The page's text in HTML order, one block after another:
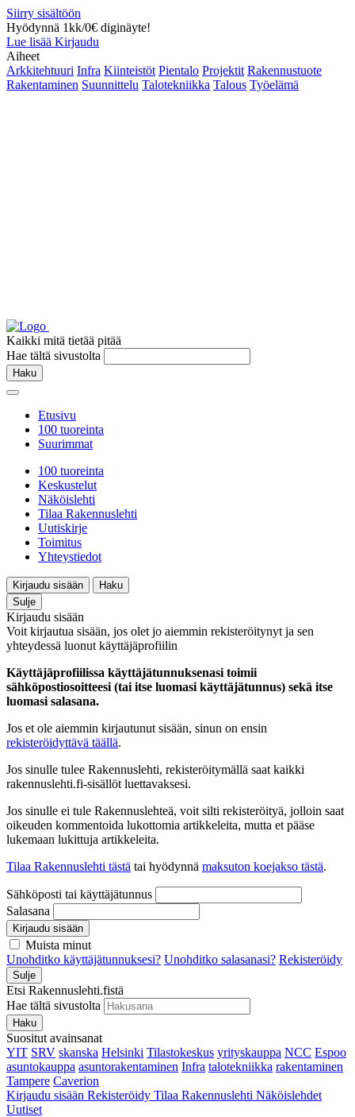
Siirry sisältöön
Hyödynnä 1kk/0€ diginäyte!
Lue lisää Kirjaudu
Aiheet
Arkkitehtuuri Infra Kiinteistöt Pientalo Projektit Rakennustuote
Rakentaminen Suunnittelu Talotekniikka Talous Työelämä
Kaikki mitä tietää pitää
Hae tältä sivustolta
Haku
Etusivu
100 tuoreinta
Suurimmat
100 tuoreinta
Keskustelut
Näköislehti
Tilaa Rakennuslehti
Uutiskirje
Toimitus
Yhteystiedot
Kirjaudu sisään
Haku
Sulje
Kirjaudu sisään
Voit kirjautua sisään, jos olet jo aiemmin rekisteröitynyt ja sen
yhteydessä luonut käyttäjäprofiilin
Käyttäjäprofiilissa käyttäjätunnuksenasi toimii
sähköpostiosoitteesi (tai itse luomasi käyttäjätunnus) sekä itse
luomasi salasana.
Jos et ole aiemmin kirjautunut sisään, sinun on ensin
rekisteröidyttävä täällä.
Jos sinulle tulee Rakennuslehti, rekisteröitymällä saat kaikki
rakennuslehti.fi-sisällöt luettavaksesi.
Jos sinulle ei tule Rakennuslehteä, voit silti rekisteröityä, jolloin saat
oikeuden kommentoida lukottomia artikkeleita, mutta et pääse
lukemaan lukittuja artikkeleita.
Tilaa Rakennuslehti tästä tai hyödynnä maksuton koejakso tästä.
Sähköposti tai käyttäjätunnus
Salasana
Kirjaudu sisään
Muista minut
Unohditko käyttäjätunnuksesi? Unohditko salasanasi? Rekisteröidy
Sulje
Etsi Rakennuslehti.fistä
Hae tältä sivustolta
Haku
Suositut avainsanat
YIT SRV skanska Helsinki Tilastokeskus yrityskauppa NCC Espoo
asuntokauppa asuntorakentaminen Infra talotekniikka rakentaminen
Tampere Caverion
Kirjaudu sisään Rekisteröidy Tilaa Rakennuslehti Näköislehdet
Uutiset